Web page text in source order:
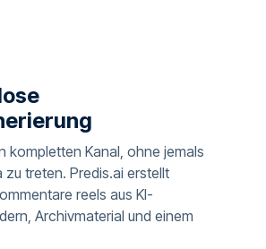
kompletten Kanal, ohne jemals
zu treten. Predis.ai erstellt
reels aus KI-
Archivmaterial und einem